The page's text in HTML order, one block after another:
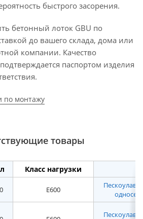
быстрого засорения.
бетонный лоток GBU по
до вашего склада, дома или
компании. Качество
паспортом изделия
по монтажу
товары
Класс нагрузки
E600